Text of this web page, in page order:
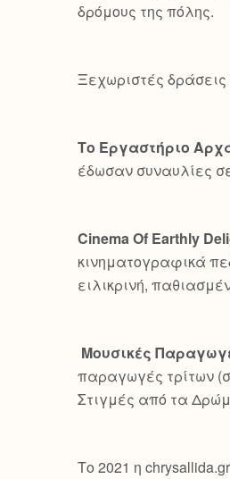
δρόμους της πόλης.
Ξεχωριστές
Το Εργαστήριο
έδωσαν συναυλίες
Cinema Of Earthly
κινηματογραφικά
ειλικρινή,
Μουσικές
παραγωγές τρίτων
Στιγμές από τα
Το 2021 η